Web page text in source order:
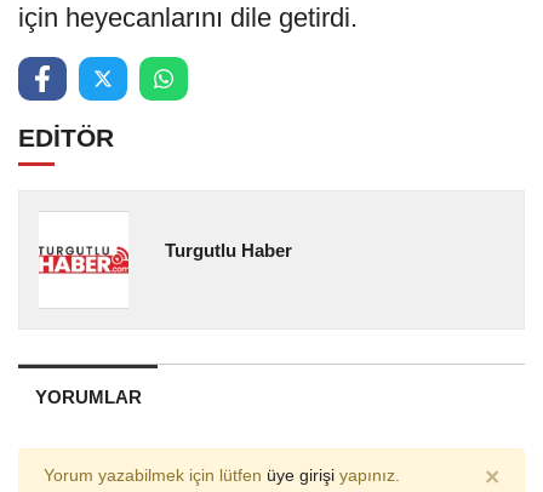
için heyecanlarını dile getirdi.
EDİTÖR
Turgutlu Haber
YORUMLAR
Yorum yazabilmek için lütfen üye girişi yapınız. ×